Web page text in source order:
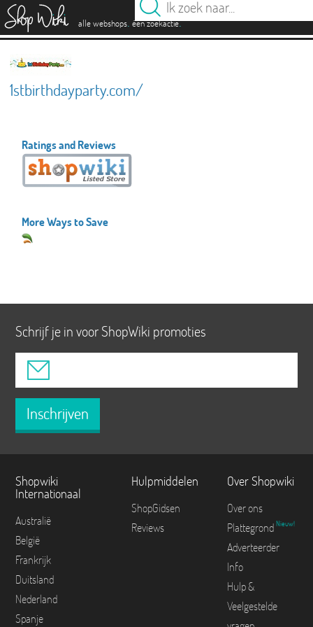
alle webshops. één zoekactie.
1stbirthdayparty.com/
Ratings and Reviews
More Ways to Save
Schrijf je in voor ShopWiki promoties
Inschrijven
Shopwiki
Internationaal
Australië
België
Frankrijk
Duitsland
Nederland
Spanje
Hulpmiddelen
ShopGidsen
Reviews
Over Shopwiki
Over ons
Plattegrond Nieuw!
Adverteerder
Info
Hulp &
Veelgestelde